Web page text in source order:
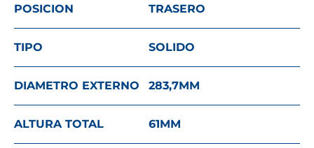
POSICION TRASERO
TIPO SOLIDO
DIAMETRO EXTERNO 283,7MM
ALTURA TOTAL 61MM